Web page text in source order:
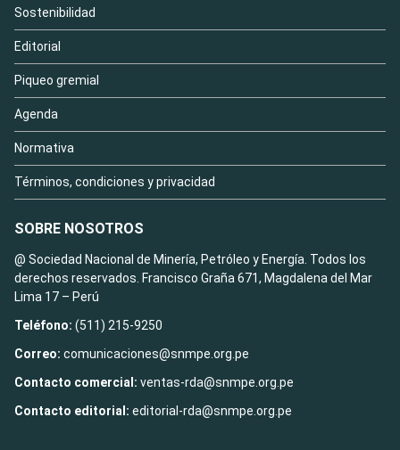
Sostenibilidad
Editorial
Piqueo gremial
Agenda
Normativa
Términos, condiciones y privacidad
SOBRE NOSOTROS
@ Sociedad Nacional de Minería, Petróleo y Energía. Todos los
derechos reservados. Francisco Graña 671, Magdalena del Mar
Lima 17 – Perú
Teléfono: (511) 215-9250
Correo: comunicaciones@snmpe.org.pe
Contacto comercial: ventas-rda@snmpe.org.pe
Contacto editorial: editorial-rda@snmpe.org.pe